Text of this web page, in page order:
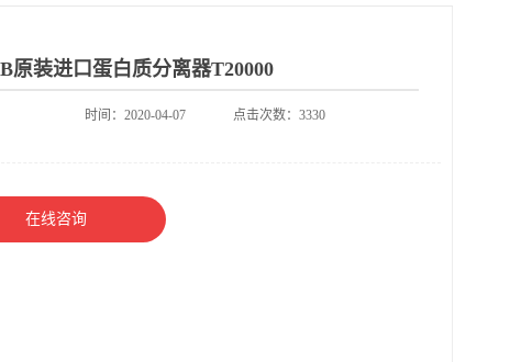
原装进口蛋白质分离器T20000
时间：2020-04-07 点击次数：3330
在线咨询